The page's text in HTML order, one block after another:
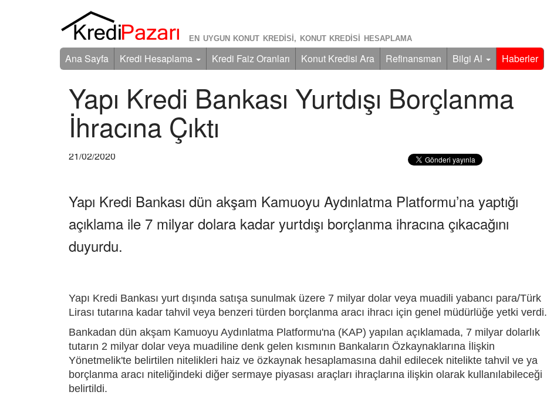
EN UYGUN KONUT KREDISI, KONUT KREDISI HESAPLAMA
Ana Sayfa Kredi Hesaplama Kredi Faiz Oranları Konut Kredisi Ara Refinansman Bilgi Al Haberler
Yapı Kredi Bankası Yurtdışı Borçlanma
İhracına Çıktı
21/02/2020
Yapı Kredi Bankası dün akşam Kamuoyu Aydınlatma Platformu’na yaptığı
açıklama ile 7 milyar dolara kadar yurtdışı borçlanma ihracına çıkacağını
duyurdu.
Yapı Kredi Bankası yurt dışında satışa sunulmak üzere 7 milyar dolar veya muadili yabancı para/Türk
Lirası tutarına kadar tahvil veya benzeri türden borçlanma aracı ihracı için genel müdürlüğe yetki verdi.
Bankadan dün akşam Kamuoyu Aydınlatma Platformu'na (KAP) yapılan açıklamada, 7 milyar dolarlık
tutarın 2 milyar dolar veya muadiline denk gelen kısmının Bankaların Özkaynaklarına İlişkin
Yönetmelik'te belirtilen nitelikleri haiz ve özkaynak hesaplamasına dahil edilecek nitelikte tahvil ve ya
borçlanma aracı niteliğindeki diğer sermaye piyasası araçları ihraçlarına ilişkin olarak kullanılabileceği
belirtildi.